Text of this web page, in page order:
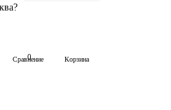
?
0
Сравнение Корзина